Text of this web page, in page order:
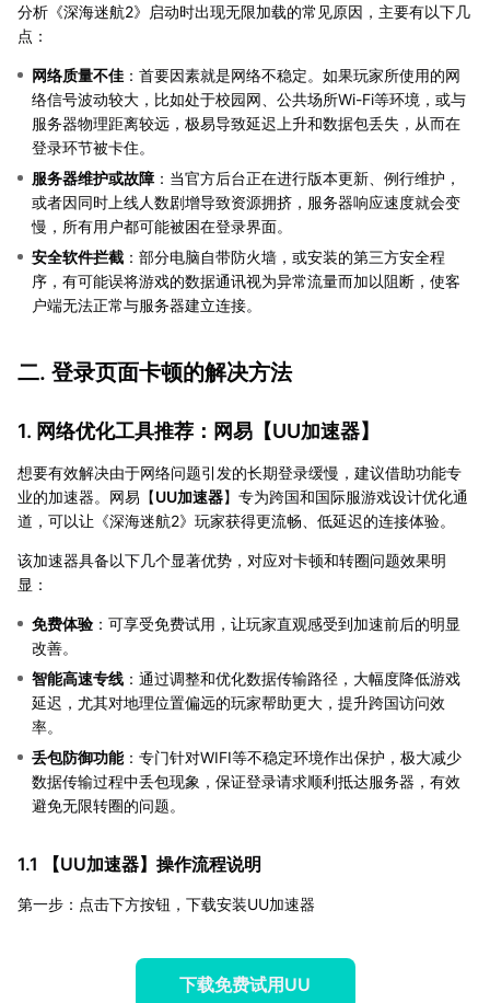
分析《深海迷航2》启动时出现无限加载的常见原因，主要有以下几
点：
网络质量不佳 ：首要因素就是网络不稳定。如果玩家所使用的网
络信号波动较大，比如处于校园网、公共场所Wi-Fi等环境，或与
服务器物理距离较远，极易导致延迟上升和数据包丢失，从而在
登录环节被卡住。
服务器维护或故障 ：当官方后台正在进行版本更新、例行维护，
或者因同时上线人数剧增导致资源拥挤，服务器响应速度就会变
慢，所有用户都可能被困在登录界面。
安全软件拦截 ：部分电脑自带防火墙，或安装的第三方安全程
序，有可能误将游戏的数据通讯视为异常流量而加以阻断，使客
户端无法正常与服务器建立连接。
二. 登录页面卡顿的解决方法
1. 网络优化工具推荐：网易【UU加速器】
想要有效解决由于网络问题引发的长期登录缓慢，建议借助功能专
业的加速器。网易【UU加速器】专为跨国和国际服游戏设计优化通
道，可以让《深海迷航2》玩家获得更流畅、低延迟的连接体验。
该加速器具备以下几个显著优势，对应对卡顿和转圈问题效果明
显：
免费体验 ：可享受免费试用，让玩家直观感受到加速前后的明显
改善。
智能高速专线 ：通过调整和优化数据传输路径，大幅度降低游戏
延迟，尤其对地理位置偏远的玩家帮助更大，提升跨国访问效
率。
丢包防御功能：专门针对WIFI等不稳定环境作出保护，极大减少
数据传输过程中丢包现象，保证登录请求顺利抵达服务器，有效
避免无限转圈的问题。
1.1 【UU加速器】操作流程说明
第一步：点击下方按钮，下载安装UU加速器
下载免费试用UU